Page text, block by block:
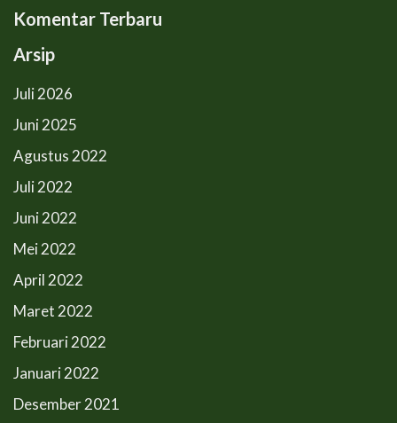
Komentar Terbaru
Arsip
Juli 2026
Juni 2025
Agustus 2022
Juli 2022
Juni 2022
Mei 2022
April 2022
Maret 2022
Februari 2022
Januari 2022
Desember 2021